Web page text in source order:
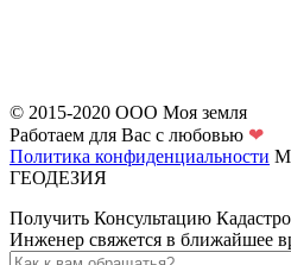
© 2015-2020 ООО Моя земля
Работаем для Вас с любовью ❤
Политика конфиденциальности
ГЕОДЕЗИЯ
Получить Консультацию
Инженер свяжется в ближайшее